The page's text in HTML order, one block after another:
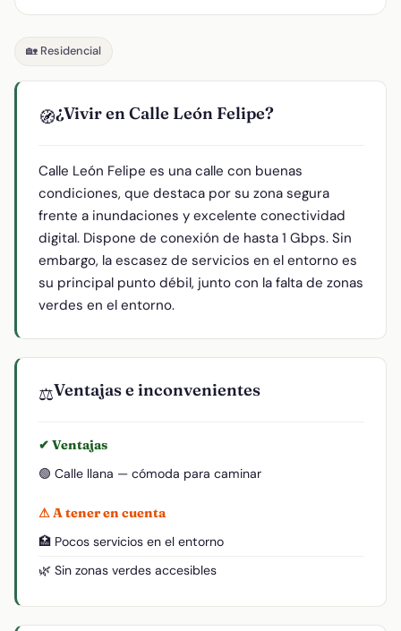
🏡 Residencial
🧭¿Vivir en Calle León Felipe?
Calle León Felipe es una calle con buenas
condiciones, que destaca por su zona segura
frente a inundaciones y excelente conectividad
digital. Dispone de conexión de hasta 1 Gbps. Sin
embargo, la escasez de servicios en el entorno es
su principal punto débil, junto con la falta de zonas
verdes en el entorno.
⚖️Ventajas e inconvenientes
✔ Ventajas
🟢 Calle llana — cómoda para caminar
⚠ A tener en cuenta
🏥 Pocos servicios en el entorno
🌿 Sin zonas verdes accesibles